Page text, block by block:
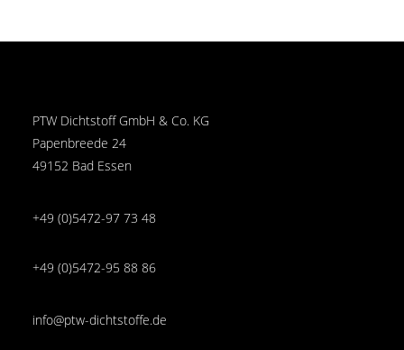
PTW Dichtstoff GmbH & Co. KG
Papenbreede 24
49152 Bad Essen
+49 (0)5472-97 73 48
+49 (0)5472-95 88 86
info@ptw-dichtstoffe.de